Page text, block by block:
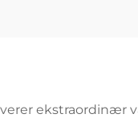
ekstraordinær